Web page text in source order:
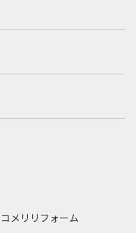
コメリリフォーム